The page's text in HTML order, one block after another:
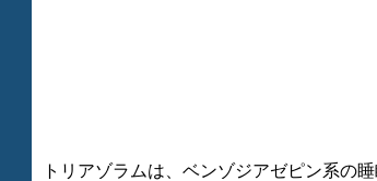
トリアゾラムは、ベンゾジアゼピン系の